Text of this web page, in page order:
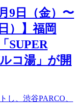
9日（金）〜
）】福岡
SUPER
コ湯」が開
し、渋谷PARCO、